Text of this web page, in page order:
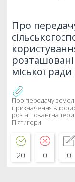
Про
розташовані
міської
Про передачу
призначення в
розташовані на
П'ятигори
20 0 0